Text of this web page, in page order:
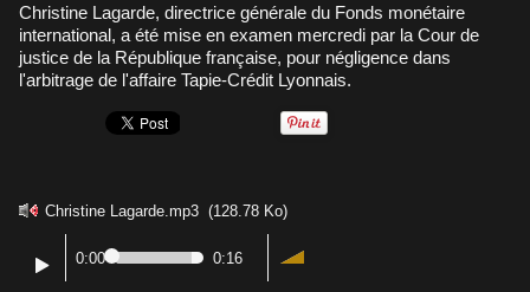
Christine Lagarde, directrice générale du Fonds monétaire
international, a été mise en examen mercredi par la Cour de
justice de la République française, pour négligence dans
l'arbitrage de l'affaire Tapie-Crédit Lyonnais.
Christine Lagarde.mp3 (128.78 Ko)
0:00 0:16